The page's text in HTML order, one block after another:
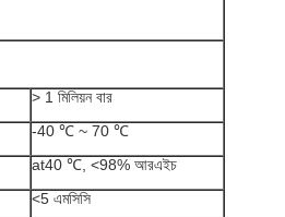
> 1 মিলিয়ন বার
-40 ℃ ~ 70 ℃
at40 ℃, <98% আরএইচ
<5 এমসিসি